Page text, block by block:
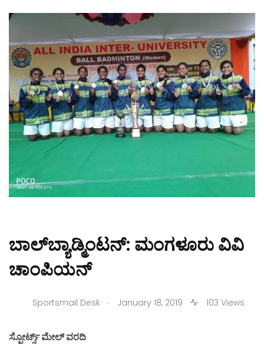
ಬಾಲ್‌ಬ್ಯಾಡ್ಮಿಂಟನ್: ಮಂಗಳೂರು ವಿವಿ
ಚಾಂಪಿಯನ್
Sportsmail Desk . January 18, 2019 103 Views
ಸ್ಪೋರ್ಟ್ಸ್ ಮೇಲ್ ವರದಿ